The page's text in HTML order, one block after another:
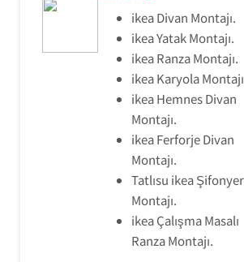
ikea Divan Montajı.
ikea Yatak Montajı.
ikea Ranza Montajı.
ikea Karyola
ikea Hemnes Divan
Montajı.
ikea Ferforje Divan
Montajı.
Tatlısu ikea Şifonyer
Montajı.
ikea Çalışma Masalı
Ranza Montajı.